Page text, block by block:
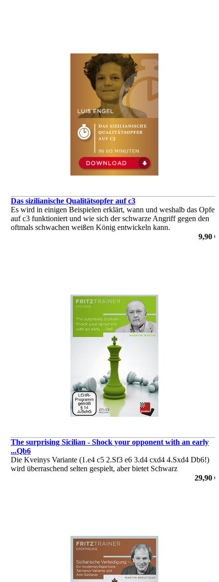
Das sizilianische Qualitätsopfer auf c3
Es wird in einigen Beispielen erklärt, wann und weshalb das Opfer
auf c3 funktioniert und wie sich der schwarze Angriff gegen den
oftmals schwachen weißen König entwickeln kann.
9,90 €
The surprising Sicilian - Shock your opponent with an early
...Qb6
Die Kveinys Variante (1.e4 c5 2.Sf3 e6 3.d4 cxd4 4.Sxd4 Db6!)
wird überraschend selten gespielt, aber bietet Schwarz
ausgezeichnete Chancen. Auf seiner neuen ChessBase DVD29,90 €